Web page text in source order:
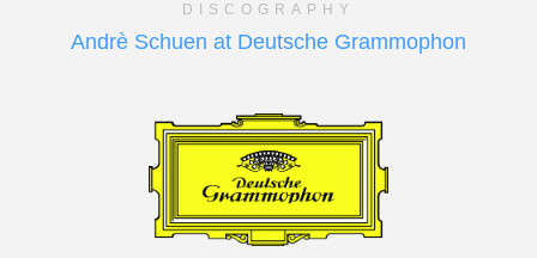
DISCOGRAPHY
Andrè Schuen at Deutsche Grammophon